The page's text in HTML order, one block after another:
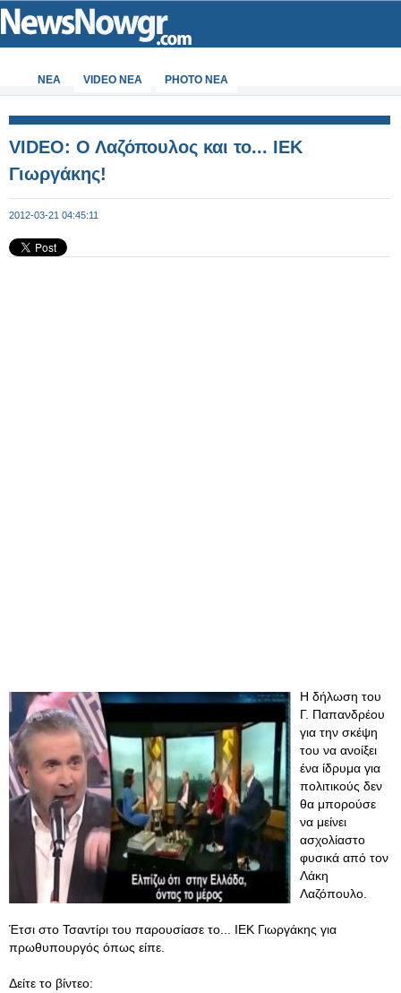
ΝΕΑ VIDEO NEA PHOTO NEA
VIDEO: Ο Λαζόπουλος και το... ΙΕΚ
Γιωργάκης!
2012-03-21 04:45:11
Η δήλωση του
Γ. Παπανδρέου
για την σκέψη
του να ανοίξει
ένα ίδρυμα για
πολιτικούς δεν
θα μπορούσε
να μείνει
ασχολίαστο
φυσικά από τον
Λάκη
Λαζόπουλο.
Έτσι στο Τσαντίρι του παρουσίασε το... ΙΕΚ Γιωργάκης για
πρωθυπουργός όπως είπε.
Δείτε το βίντεο: